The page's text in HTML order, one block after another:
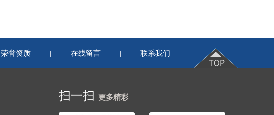
荣誉资质 | 在线留言 | 联系我们
扫一扫 更多精彩